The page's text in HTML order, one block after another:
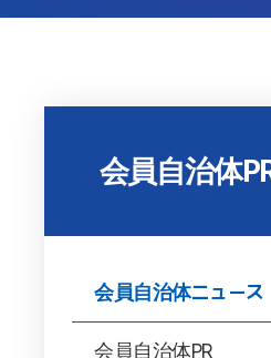
会員自治体
会員自治体ニュース
会員自治体PR